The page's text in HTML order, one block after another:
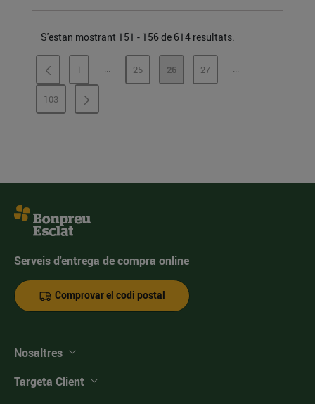
S'estan mostrant 151 - 156 de 614 resultats.
PÀGINA
1 ...PÀGINES INTERMÈDIES
PÀGINA
25 PÀGINA
26 PÀGINA
27 ...PÀGINES
PÀGINA
103
Serveis d'entrega de compra online
Comprovar el codi postal
Nosaltres
Targeta Client